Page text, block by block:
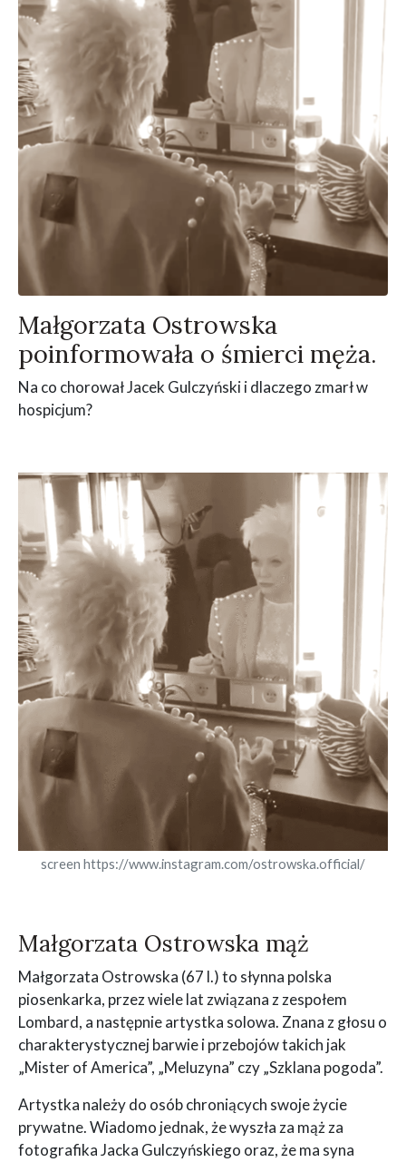
Małgorzata Ostrowska
poinformowała o śmierci męża.
Na co chorował Jacek Gulczyński i dlaczego zmarł w
hospicjum?
screen https://www.instagram.com/ostrowska.official/
Małgorzata Ostrowska mąż
Małgorzata Ostrowska (67 l.) to słynna polska
piosenkarka, przez wiele lat związana z zespołem
Lombard, a następnie artystka solowa. Znana z głosu o
charakterystycznej barwie i przebojów takich jak
„Mister of America”, „Meluzyna” czy „Szklana pogoda”.
Artystka należy do osób chroniących swoje życie
prywatne. Wiadomo jednak, że wyszła za mąż za
fotografika Jacka Gulczyńskiego oraz, że ma syna